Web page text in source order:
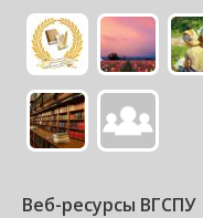
Веб-ресурсы ВГСПУ